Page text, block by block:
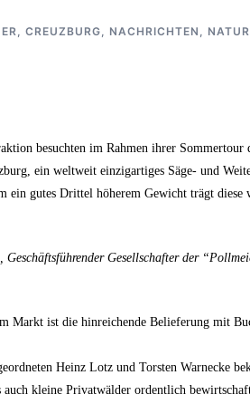
CREUZBURG NACHRICHTEN
besuchten im Rahmen ihrer Sommertour
ein weltweit einzigartiges Säge- und
gutes Drittel höherem Gewicht trägt
Gesellschafter der
Markt ist die hinreichende Belieferung mit
Heinz Lotz und Torsten Warnecke
kleine Privatwälder ordentlich